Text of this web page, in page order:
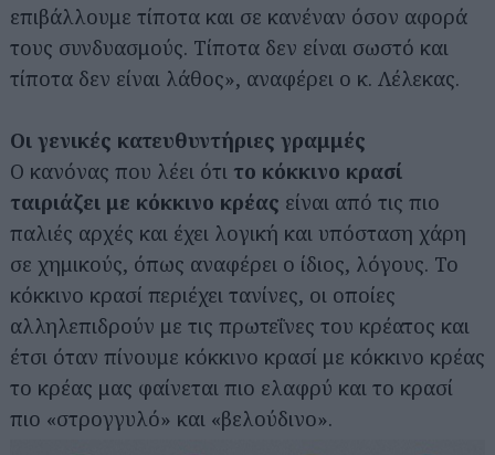
επιβάλλουμε τίποτα και σε κανέναν όσον αφορά
τους συνδυασμούς. Τίποτα δεν είναι σωστό και
τίποτα δεν είναι λάθος», αναφέρει ο κ. Λέλεκας.
Οι γενικές κατευθυντήριες γραμμές
Ο κανόνας που λέει ότι το κόκκινο κρασί
ταιριάζει με κόκκινο κρέας είναι από τις πιο
παλιές αρχές και έχει λογική και υπόσταση χάρη
σε χημικούς, όπως αναφέρει ο ίδιος, λόγους. Το
κόκκινο κρασί περιέχει τανίνες, οι οποίες
αλληλεπιδρούν με τις πρωτεΐνες του κρέατος και
έτσι όταν πίνουμε κόκκινο κρασί με κόκκινο κρέας
το κρέας μας φαίνεται πιο ελαφρύ και το κρασί
πιο «στρογγυλό» και «βελούδινο».